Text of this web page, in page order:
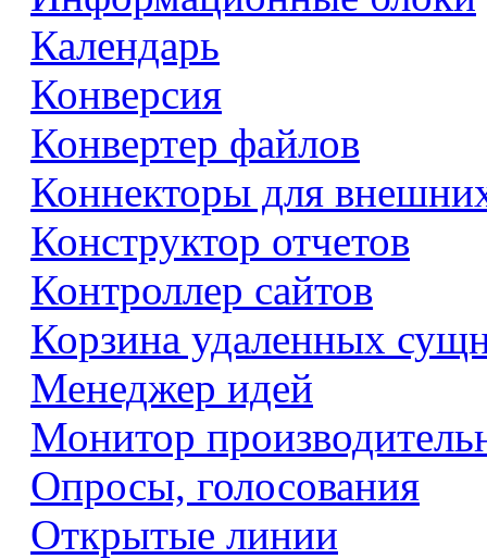
Календарь
Конверсия
Конвертер файлов
Коннекторы для
Конструктор отчетов
Контроллер сайтов
Корзина удаленных
Менеджер идей
Монитор
Опросы, голосования
Открытые линии